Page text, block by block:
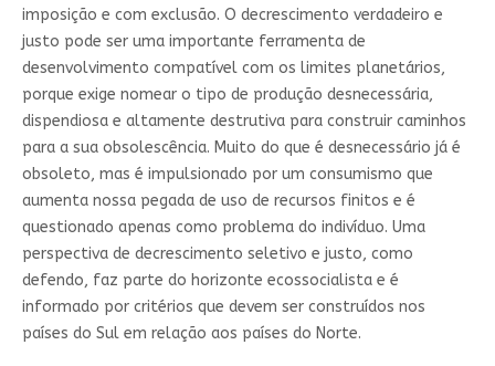
imposição e com exclusão. O decrescimento verdadeiro e
justo pode ser uma importante ferramenta de
desenvolvimento compatível com os limites planetários,
porque exige nomear o tipo de produção desnecessária,
dispendiosa e altamente destrutiva para construir caminhos
para a sua obsolescência. Muito do que é desnecessário já é
obsoleto, mas é impulsionado por um consumismo que
aumenta nossa pegada de uso de recursos finitos e é
questionado apenas como problema do indivíduo. Uma
perspectiva de decrescimento seletivo e justo, como
defendo, faz parte do horizonte ecossocialista e é
informado por critérios que devem ser construídos nos
países do Sul em relação aos países do Norte.